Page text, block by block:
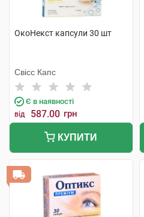
ОкоНекст капсули 30 шт
Свісс Капс
Є в наявності
від 587.00 грн
КУПИТИ